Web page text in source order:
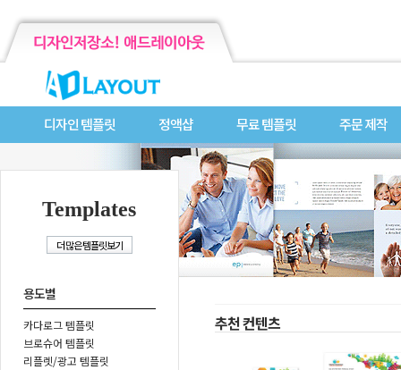
디자인 템플릿 정액샵 무료 템플릿 주문 제작
Templates
용도별
카다로그 템플릿
브로슈어 템플릿
리플렛/광고 템플릿
추천 컨텐츠